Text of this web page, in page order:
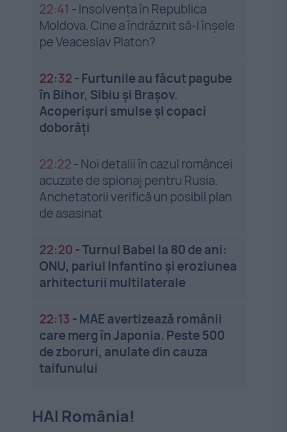
22:41 - Insolvenţa în Republica
Moldova. Cine a îndrăznit să-l înşele
pe Veaceslav Platon?
22:32 - Furtunile au făcut pagube
în Bihor, Sibiu și Brașov.
Acoperișuri smulse și copaci
doborâți
22:22 - Noi detalii în cazul româncei
acuzate de spionaj pentru Rusia.
Anchetatorii verifică un posibil plan
de asasinat
22:20 -Turnul Babel la 80 de ani:
ONU, pariul Infantino și eroziunea
arhitecturii multilaterale
22:13 - MAE avertizează românii
care merg în Japonia. Peste 500
de zboruri, anulate din cauza
taifunului
HAI România!